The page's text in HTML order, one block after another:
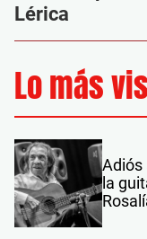
Lérica
Lo más
Adiós
la